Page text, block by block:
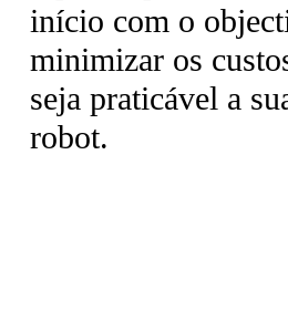
início com o
minimizar os
seja praticável a
robot.